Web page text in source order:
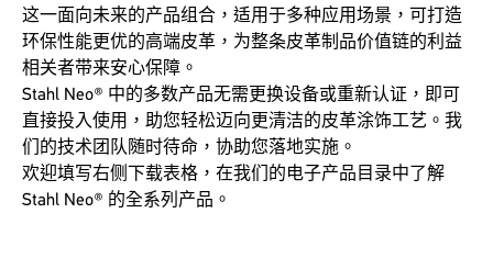
这一面向未来的产品组合，适用于多种应用场景，可打造
环保性能更优的高端皮革，为整条皮革制品价值链的利益
相关者带来安心保障。
Stahl Neo® 中的多数产品无需更换设备或重新认证，即可
直接投入使用，助您轻松迈向更清洁的皮革涂饰工艺。我
们的技术团队随时待命，协助您落地实施。
欢迎填写右侧下载表格，在我们的电子产品目录中了解
Stahl Neo® 的全系列产品。